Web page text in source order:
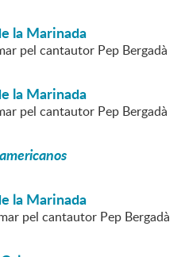
la Marinada
pel cantautor Pep Bergadà
la Marinada
pel cantautor Pep Bergadà
americanos
la Marinada
pel cantautor Pep Bergadà